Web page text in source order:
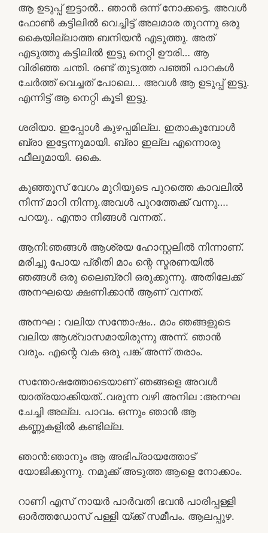
ആ ഉടുപ്പ് ഇട്ടാൽ.. ഞാൻ ഒന്ന് നോക്കട്ടെ. അവൾ
ഫോൺ കട്ടിലിൽ വെച്ചിട്ട് അലമാര തുറന്നു ഒരു
കൈയില്ലാത്ത ബനിയൻ എടുത്തു. അത്
എടുത്തു കട്ടിലിൽ ഇട്ടു നെറ്റി ഊരി… ആ
വിരിഞ്ഞ ചന്തി. രണ്ട് തുടുത്ത പഞ്ഞി പാറകൾ
ചേർത്ത് വെച്ചത് പോലെ… അവൾ ആ ഉടുപ്പ് ഇട്ടു.
എന്നിട്ട് ആ നെറ്റി കൂടി ഇട്ടു.
ശരിയാ. ഇപ്പോൾ കുഴപ്പമില്ല. ഇതാകുമ്പോൾ
ബ്രാ ഇട്ടേന്നുമായി. ബ്രാ ഇല്ല എന്നൊരു
ഫീലുമായി. ഒകെ.
കുഞ്ഞൂസ് വേഗം മുറിയുടെ പുറത്തെ കാവലിൽ
നിന്ന് മാറി നിന്നു.അവൾ പുറത്തേക്ക് വന്നു….
പറയു.. എന്താ നിങ്ങൾ വന്നത്..
ആനി:ഞങ്ങൾ ആശ്രയ ഹോസ്റ്റലിൽ നിന്നാണ്.
മരിച്ചു പോയ പ്രീതി മാം ന്റെ സ്മരണയിൽ
ഞങ്ങൾ ഒരു ലൈബ്രറി ഒരുക്കുന്നു. അതിലേക്ക്
അനഘയെ ക്ഷണിക്കാൻ ആണ് വന്നത്.
അനഘ : വലിയ സന്തോഷം.. മാം ഞങ്ങളുടെ
വലിയ ആശ്വാസമായിരുന്നു അന്ന്. ഞാൻ
വരും. എന്റെ വക ഒരു പങ്ക് അന്ന് തരാം.
സന്തോഷത്തോടെയാണ് ഞങ്ങളെ അവൾ
യാത്രയാക്കിയത്..വരുന്ന വഴി അനില :അനഘ
ചേച്ചി അല്ല. പാവം. ഒന്നും ഞാൻ ആ
കണ്ണുകളിൽ കണ്ടില്ല.
ഞാൻ:ഞാനും ആ അഭിപ്രായത്തോട്
യോജിക്കുന്നു. നമുക്ക് അടുത്ത ആളെ നോക്കാം.
റാണി എസ് നായർ പാർവതി ഭവൻ പാരിപ്പള്ളി
ഓർത്തഡോസ് പള്ളി യ്ക്ക് സമീപം. ആലപ്പുഴ.